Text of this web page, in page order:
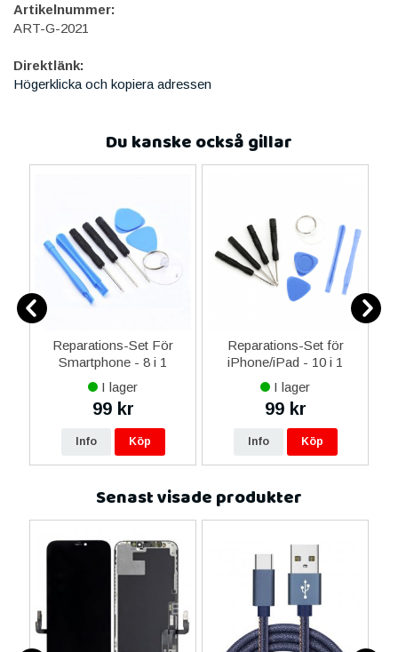
Artikelnummer:
ART-G-2021
Direktlänk:
Högerklicka och kopiera adressen
Du kanske också gillar
Reparations-Set För
Smartphone - 8 i 1
I lager
99 kr
Info Köp
Reparations-Set för
iPhone/iPad - 10 i 1
I lager
99 kr
Info Köp
Senast visade produkter